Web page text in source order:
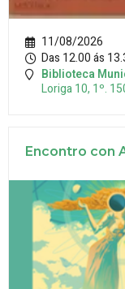
11/08/2026
Das 12.00 ás
Biblioteca
Loriga 10, 1º.
Encontro con